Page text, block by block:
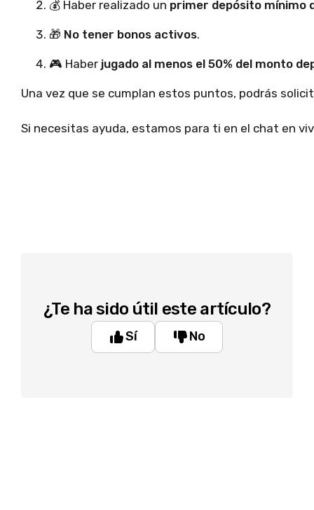
💰 Haber realizado un primer depósito mínimo
🎁 No tener bonos activos.
🎮 Haber jugado al menos el 50% del monto
Una vez que se cumplan estos puntos, podrás
Si necesitas ayuda, estamos para ti en el chat en
¿Te ha sido útil este artículo?
Sí No